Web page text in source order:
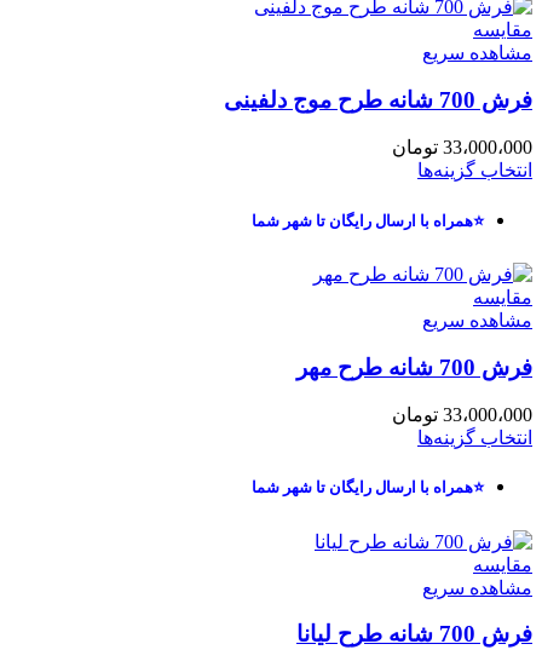
مقایسه
مشاهده سریع
فرش 700 شانه طرح موج دلفینی
33،000،000 تومان
انتخاب گزینه‌ها
⭐همراه با ارسال رایگان تا شهر شما
مقایسه
مشاهده سریع
فرش 700 شانه طرح مهر
33،000،000 تومان
انتخاب گزینه‌ها
⭐همراه با ارسال رایگان تا شهر شما
مقایسه
مشاهده سریع
فرش 700 شانه طرح لیانا